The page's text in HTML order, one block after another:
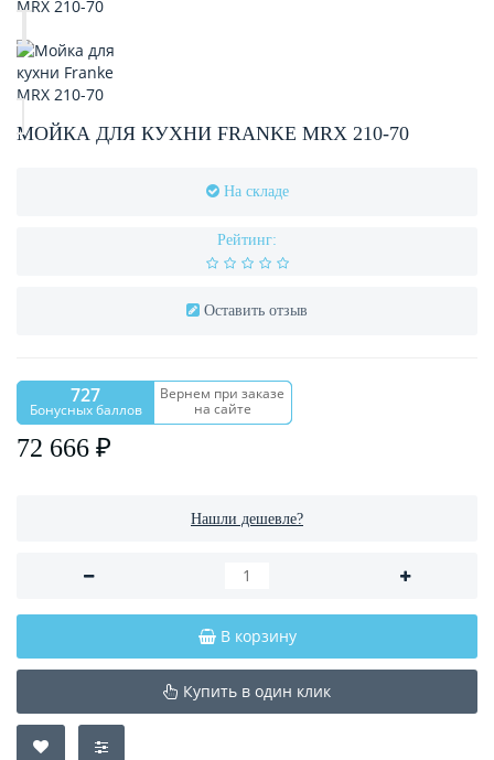
МОЙКА ДЛЯ КУХНИ FRANKE MRX 210-70
На складе
Рейтинг:
Оставить отзыв
727
Бонусных баллов
Вернем при заказе
на сайте
72 666 ₽
Нашли дешевле?
В корзину
Купить в один клик